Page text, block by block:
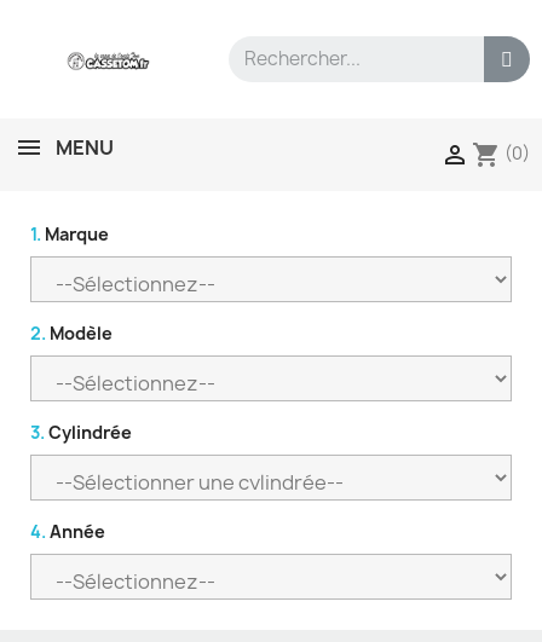
MENU  shopping_cart (0)
1. Marque
2. Modèle
3. Cylindrée
4. Année